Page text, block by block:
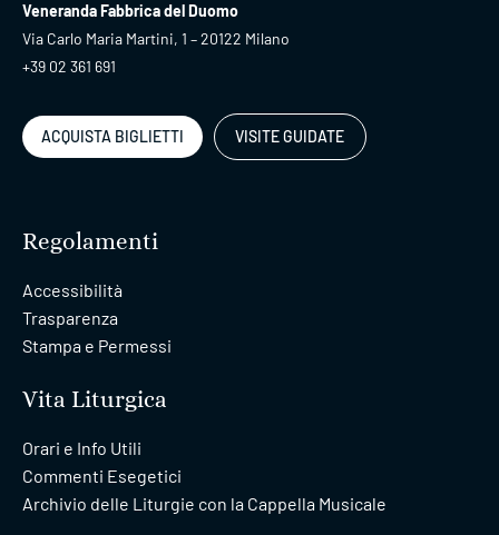
Veneranda Fabbrica del Duomo
Via Carlo Maria Martini, 1 – 20122 Milano
+39 02 361 691
ACQUISTA BIGLIETTI VISITE GUIDATE
Regolamenti
Accessibilità
Trasparenza
Stampa e Permessi
Vita Liturgica
Orari e Info Utili
Commenti Esegetici
Archivio delle Liturgie con la Cappella Musicale